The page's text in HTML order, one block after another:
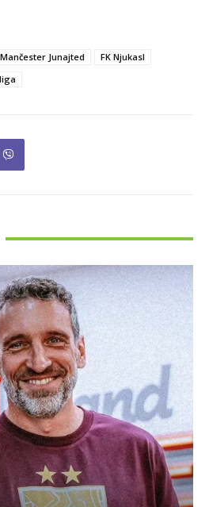
Mančester Junajted
FK Njukasl